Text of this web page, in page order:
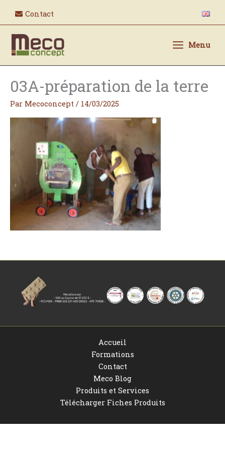
Contact
Menu
03A-préparation de la terre
Par Mecoconcept / 14/03/2025
Accueil
Formations
Contact
Meco Blog
Produits et Services
Télécharger Fiches Produits